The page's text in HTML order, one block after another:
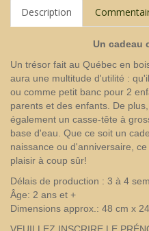
Description
Un cadeau
Un trésor fait au Québec en
aura une multitude d'utilité :
ou comme petit banc pour 2
parents et des enfants. De
également un casse-tête à
base d'eau. Que ce soit un
naissance ou d'anniversaire,
plaisir à coup sûr!
Délais de production : 3 à 4
Âge: 2 ans et +
Dimensions approx.: 48 cm x